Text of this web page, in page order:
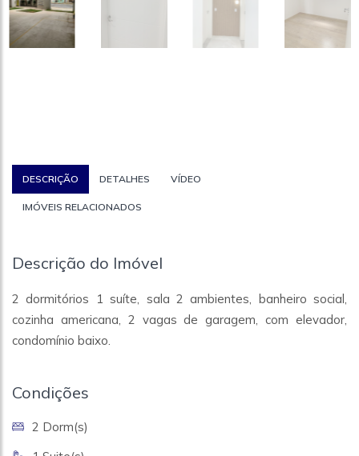
DESCRIÇÃO DETALHES VÍDEO
IMÓVEIS RELACIONADOS
Descrição do Imóvel
2 dormitórios 1 suíte, sala 2 ambientes, banheiro social,
cozinha americana, 2 vagas de garagem, com elevador,
condomínio baixo.
Condições
2 Dorm(s)